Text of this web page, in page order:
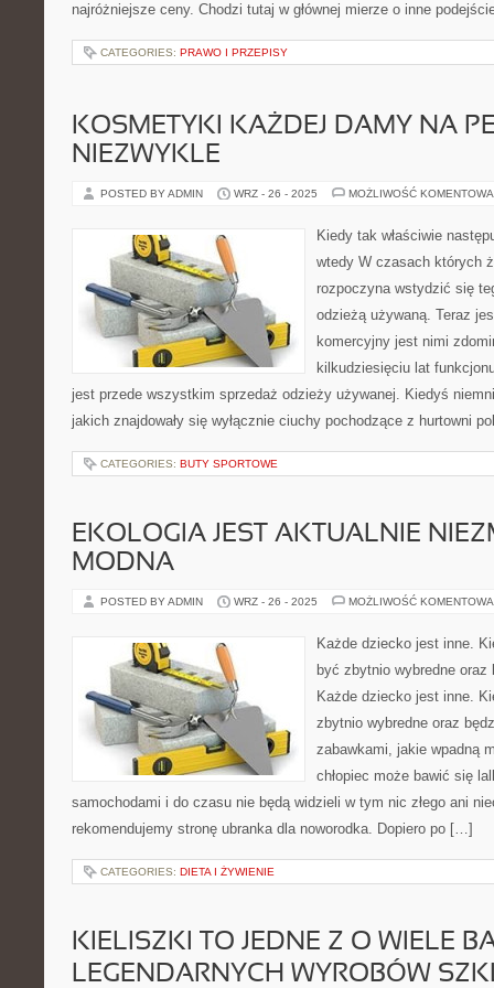
najróżniejsze ceny. Chodzi tutaj w głównej mierze o inne
CATEGORIES: PRAWO I PRZEPISY
KOSMETYKI KAŻDEJ DAMY NA
NIEZWYKLE
POSTED BY ADMIN WRZ - 26 - 2025 MOŻLIWOŚĆ
Kiedy tak właściwie
wtedy W czasach których
rozpoczyna wstydzić się
odzieżą używaną. Teraz
komercyjny jest nimi
kilkudziesięciu lat
jest przede wszystkim sprzedaż odzieży używanej. Kiedyś
jakich znajdowały się wyłącznie ciuchy pochodzące z hurtowni
CATEGORIES: BUTY SPORTOWE
EKOLOGIA JEST AKTUALNIE
MODNA
POSTED BY ADMIN WRZ - 26 - 2025 MOŻLIWOŚĆ
Każde dziecko jest inne.
być zbytnio wybredne oraz
Każde dziecko jest inne.
zbytnio wybredne oraz
zabawkami, jakie wpadną
chłopiec może bawić się
samochodami i do czasu nie będą widzieli w tym nic złego ani
rekomendujemy stronę ubranka dla noworodka. Dopiero po […]
CATEGORIES: DIETA I ŻYWIENIE
KIELISZKI TO JEDNE Z O WIELE
LEGENDARNYCH WYROBÓW